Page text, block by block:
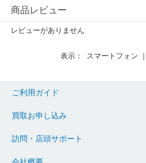
商品レビュー
レビューがありません
表示： スマートフォン ｜
ご利用ガイド
買取お申し込み
訪問・店頭サポート